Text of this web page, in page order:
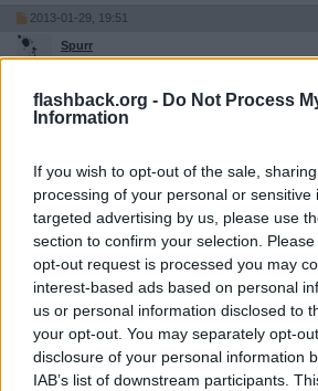
flashback.org - Do Not Process
Information
If you wish to opt-out of the sale,
processing of your personal or sensitive
targeted advertising by us, please use
section to confirm your selection.
opt-out request is processed you may
interest-based ads based on personal
us or personal information disclosed to
your opt-out. You may separately opt-
disclosure of your personal information
IAB’s list of downstream participants.
2013-01-29, 19:51
Spurr
Medlem
Dos and Don'ts när du ska knulla en
Av: Nicklas Murmstedt.
2013-01-29, 19:52
JaBaDaBaDoo
Medlem
Alla kloka Norrmän genom tiderna.
Av / Inge.Glid !
2013-01-29, 19:55